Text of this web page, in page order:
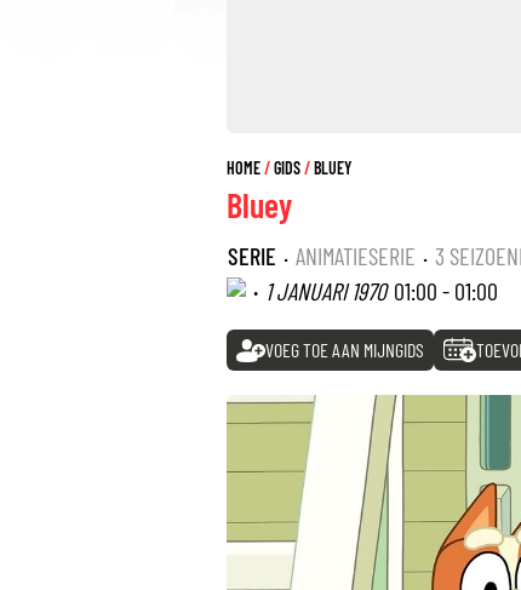
HOME GIDS BLUEY
Bluey
SERIE · ANIMATIESERIE · 3
· 1 JANUARI 1970 01:00 - 01:00
VOEG TOE AAN MIJNGIDS